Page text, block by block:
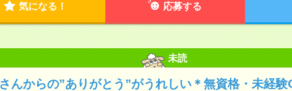
気になる！ 応募する
未読
んからの”ありがとう”がうれしい＊無資格・未経